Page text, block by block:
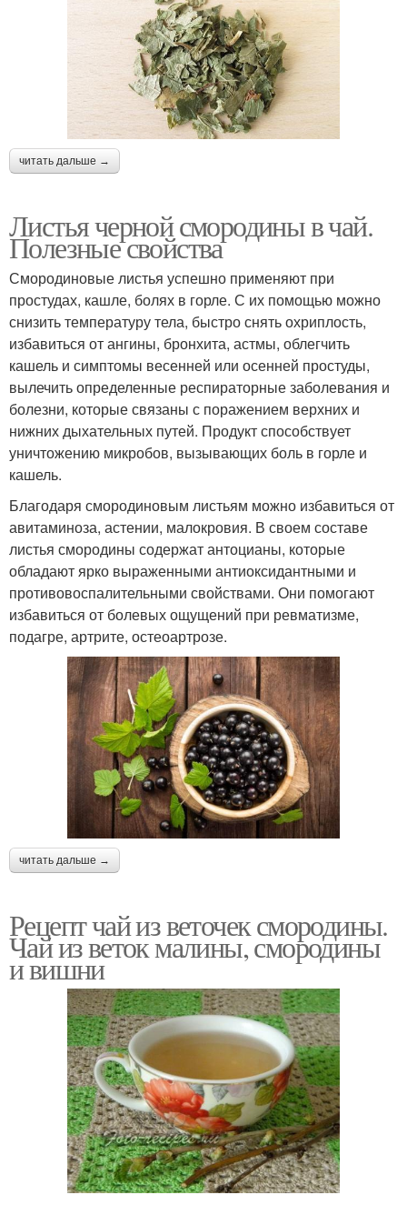
читать дальше →
Листья черной смородины в чай.
Полезные свойства
Смородиновые листья успешно применяют при
простудах, кашле, болях в горле. С их помощью можно
снизить температуру тела, быстро снять охриплость,
избавиться от ангины, бронхита, астмы, облегчить
кашель и симптомы весенней или осенней простуды,
вылечить определенные респираторные заболевания и
болезни, которые связаны с поражением верхних и
нижних дыхательных путей. Продукт способствует
уничтожению микробов, вызывающих боль в горле и
кашель.
Благодаря смородиновым листьям можно избавиться от
авитаминоза, астении, малокровия. В своем составе
листья смородины содержат антоцианы, которые
обладают ярко выраженными антиоксидантными и
противовоспалительными свойствами. Они помогают
избавиться от болевых ощущений при ревматизме,
подагре, артрите, остеоартрозе.
читать дальше →
Рецепт чай из веточек смородины.
Чай из веток малины, смородины
и вишни